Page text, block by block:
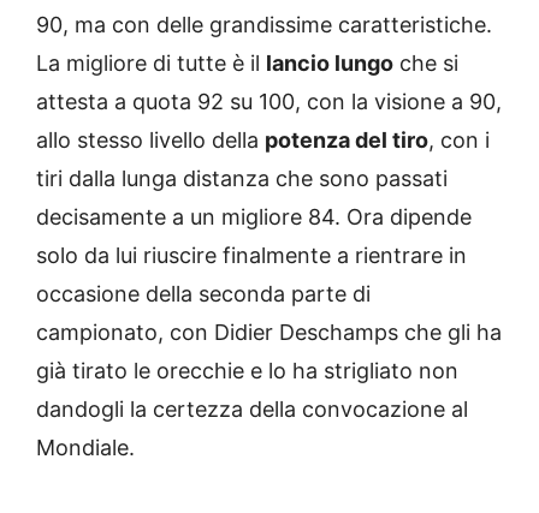
90, ma con delle grandissime caratteristiche.
La migliore di tutte è il lancio lungo che si
attesta a quota 92 su 100, con la visione a 90,
allo stesso livello della potenza del tiro, con i
tiri dalla lunga distanza che sono passati
decisamente a un migliore 84. Ora dipende
solo da lui riuscire finalmente a rientrare in
occasione della seconda parte di
campionato, con Didier Deschamps che gli ha
già tirato le orecchie e lo ha strigliato non
dandogli la certezza della convocazione al
Mondiale.